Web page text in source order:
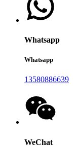
Whatsapp
Whatsapp
13580886639
WeChat